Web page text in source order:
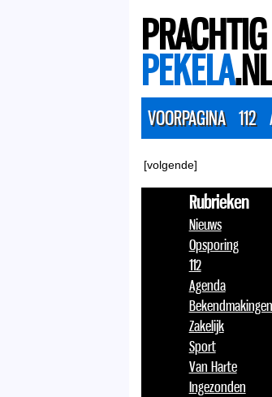
PRACHTIG
PEKELA.NL
VOORPAGINA 112
[volgende]
Rubrieken
Nieuws
Opsporing
112
Agenda
Bekendmakingen
Zakelijk
Sport
Van Harte
Ingezonden